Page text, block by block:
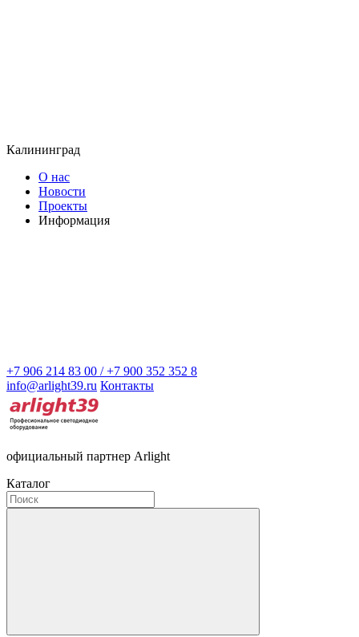
Калининград
О нас
Новости
Проекты
Информация
+7 906 214 83 00 / +7 900 352 352 8
info@arlight39.ru Контакты
официальный партнер Arlight
Каталог